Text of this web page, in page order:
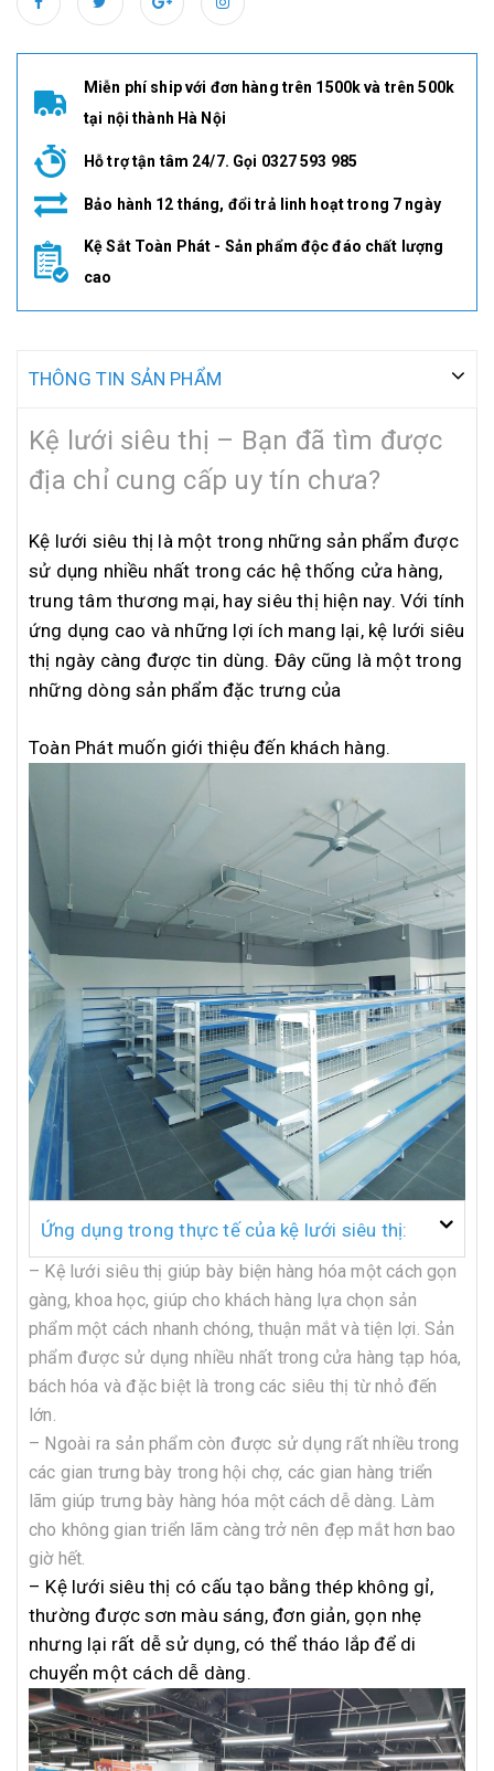
Miễn phí ship với đơn hàng trên 1500k và trên 500k
tại nội thành Hà Nội
Hỗ trợ tận tâm 24/7. Gọi 0327 593 985
Bảo hành 12 tháng, đổi trả linh hoạt trong 7 ngày
Kệ Sắt Toàn Phát - Sản phẩm độc đáo chất lượng
cao
THÔNG TIN SẢN PHẨM
Kệ lưới siêu thị – Bạn đã tìm được
địa chỉ cung cấp uy tín chưa?
Kệ lưới siêu thị là một trong những sản phẩm được
sử dụng nhiều nhất trong các hệ thống cửa hàng,
trung tâm thương mại, hay siêu thị hiện nay. Với tính
ứng dụng cao và những lợi ích mang lại, kệ lưới siêu
thị ngày càng được tin dùng. Đây cũng là một trong
những dòng sản phẩm đặc trưng của
Toàn Phát muốn giới thiệu đến khách hàng.
Ứng dụng trong thực tế của kệ lưới siêu thị:
– Kệ lưới siêu thị giúp bày biện hàng hóa một cách gọn
gàng, khoa học, giúp cho khách hàng lựa chọn sản
phẩm một cách nhanh chóng, thuận mắt và tiện lợi. Sản
phẩm được sử dụng nhiều nhất trong cửa hàng tạp hóa,
bách hóa và đặc biệt là trong các siêu thị từ nhỏ đến
lớn.
– Ngoài ra sản phẩm còn được sử dụng rất nhiều trong
các gian trưng bày trong hội chợ, các gian hàng triển
lãm giúp trưng bày hàng hóa một cách dễ dàng. Làm
cho không gian triển lãm càng trở nên đẹp mắt hơn bao
giờ hết.
– Kệ lưới siêu thị có cấu tạo bằng thép không gỉ,
thường được sơn màu sáng, đơn giản, gọn nhẹ
nhưng lại rất dễ sử dụng, có thể tháo lắp để di
chuyển một cách dễ dàng.